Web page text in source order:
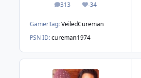
313
odpowiedzi-34
Reputacja
GamerTag:VeiledCureman
PSN ID:cureman1974